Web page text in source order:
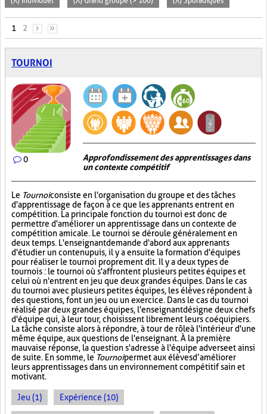
PAGES
1 2 › »
TOURNOI
0
Approfondissement des apprentissages dans
un contexte compétitif
Le Tournoiconsiste en l'organisation du groupe et des tâches
d'apprentissage de façon à ce que les apprenants entrent en
compétition. La principale fonction du tournoi est donc de
permettre d'améliorer un apprentissage dans un contexte de
compétition amicale. Le tournoi se déroule généralement en
deux temps. L'enseignant demande d'abord aux apprenants
d'étudier un contenu puis, il y a ensuite la formation d'équipes
pour réaliser le tournoi proprement dit. Il y a deux types de
tournois : le tournoi où s'affrontent plusieurs petites équipes et
celui où n'entrent en jeu que deux grandes équipes. Dans le cas
du tournoi avec plusieurs petites équipes, les élèves répondent à
des questions, font un jeu ou un exercice. Dans le cas du tournoi
réalisé par deux grandes équipes, l'enseignant désigne deux chefs
d'équipe qui, à leur tour, choisissent librement leurs coéquipiers.
La tâche consiste alors à répondre, à tour de rôle à l'intérieur d'une
même équipe, aux questions de l'enseignant. À la première
mauvaise réponse, la question s'adresse à l'équipe adverse et ainsi
de suite. En somme, le Tournoipermet aux élèves d’améliorer
leurs apprentissages dans un environnement compétitif sain et
motivant.
Jeu (1) Expérience (10)